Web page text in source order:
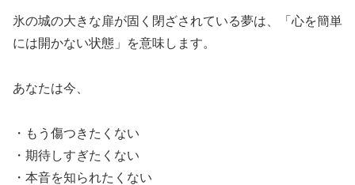
氷の城の大きな扉が固く閉ざされている夢は、「心を簡単
には開かない状態」を意味します。
あなたは今、
・もう傷つきたくない
・期待しすぎたくない
・本音を知られたくない